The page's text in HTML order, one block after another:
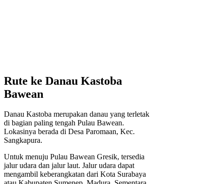
Rute ke Danau Kastoba
Bawean
Danau Kastoba merupakan danau yang terletak
di bagian paling tengah Pulau Bawean.
Lokasinya berada di Desa Paromaan, Kec.
Sangkapura.
Untuk menuju Pulau Bawean Gresik, tersedia
jalur udara dan jalur laut. Jalur udara dapat
mengambil keberangkatan dari Kota Surabaya